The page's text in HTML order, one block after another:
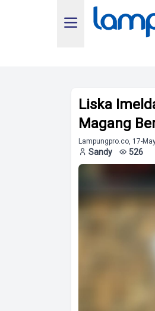
Liska
Magang
Lampungpro.co, 17-
Sandy 526